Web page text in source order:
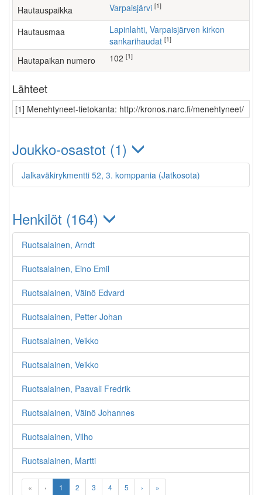
Hautauspaikka Varpaisjärvi [1]
Hautausmaa
Lapinlahti, Varpaisjärven kirkon
sankarihaudat [1]
Hautapaikan numero 102 [1]
Lähteet
[1] Menehtyneet-tietokanta: http://kronos.narc.fi/menehtyneet/
Joukko-osastot (1)
Jalkaväkirykmentti 52, 3. komppania (Jatkosota)
Henkilöt (164)
Ruotsalainen, Arndt
Ruotsalainen, Eino Emil
Ruotsalainen, Väinö Edvard
Ruotsalainen, Petter Johan
Ruotsalainen, Veikko
Ruotsalainen, Veikko
Ruotsalainen, Paavali Fredrik
Ruotsalainen, Väinö Johannes
Ruotsalainen, Vilho
Ruotsalainen, Martti
« ‹ 1 2 3 4 5 › »